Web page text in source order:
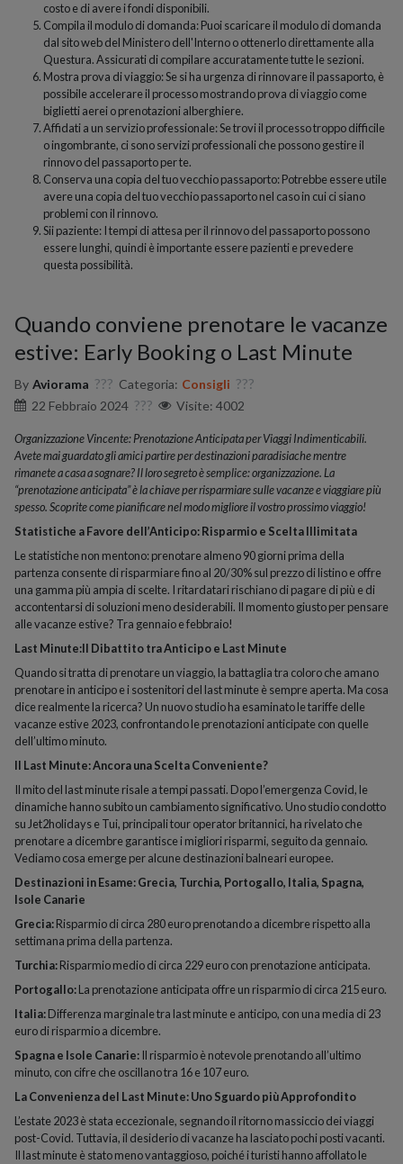
costo e di avere i fondi disponibili.
Compila il modulo di domanda: Puoi scaricare il modulo di domanda
dal sito web del Ministero dell'Interno o ottenerlo direttamente alla
Questura. Assicurati di compilare accuratamente tutte le sezioni.
Mostra prova di viaggio: Se si ha urgenza di rinnovare il passaporto, è
possibile accelerare il processo mostrando prova di viaggio come
biglietti aerei o prenotazioni alberghiere.
Affidati a un servizio professionale: Se trovi il processo troppo difficile
o ingombrante, ci sono servizi professionali che possono gestire il
rinnovo del passaporto per te.
Conserva una copia del tuo vecchio passaporto: Potrebbe essere utile
avere una copia del tuo vecchio passaporto nel caso in cui ci siano
problemi con il rinnovo.
Sii paziente: I tempi di attesa per il rinnovo del passaporto possono
essere lunghi, quindi è importante essere pazienti e prevedere
questa possibilità.
Quando conviene prenotare le vacanze
estive: Early Booking o Last Minute
By Aviorama Categoria: Consigli
22 Febbraio 2024
Visite: 4002
Organizzazione Vincente: Prenotazione Anticipata per Viaggi Indimenticabili.
Avete mai guardato gli amici partire per destinazioni paradisiache mentre
rimanete a casa a sognare? Il loro segreto è semplice: organizzazione. La
“prenotazione anticipata” è la chiave per risparmiare sulle vacanze e viaggiare più
spesso. Scoprite come pianificare nel modo migliore il vostro prossimo viaggio!
Statistiche a Favore dell’Anticipo: Risparmio e Scelta Illimitata
Le statistiche non mentono: prenotare almeno 90 giorni prima della
partenza consente di risparmiare fino al 20/30% sul prezzo di listino e offre
una gamma più ampia di scelte. I ritardatari rischiano di pagare di più e di
accontentarsi di soluzioni meno desiderabili. Il momento giusto per pensare
alle vacanze estive? Tra gennaio e febbraio!
Last Minute:Il Dibattito tra Anticipo e Last Minute
Quando si tratta di prenotare un viaggio, la battaglia tra coloro che amano
prenotare in anticipo e i sostenitori del last minute è sempre aperta. Ma cosa
dice realmente la ricerca? Un nuovo studio ha esaminato le tariffe delle
vacanze estive 2023, confrontando le prenotazioni anticipate con quelle
dell’ultimo minuto.
Il Last Minute: Ancora una Scelta Conveniente?
Il mito del last minute risale a tempi passati. Dopo l’emergenza Covid, le
dinamiche hanno subito un cambiamento significativo. Uno studio condotto
su Jet2holidays e Tui, principali tour operator britannici, ha rivelato che
prenotare a dicembre garantisce i migliori risparmi, seguito da gennaio.
Vediamo cosa emerge per alcune destinazioni balneari europee.
Destinazioni in Esame: Grecia, Turchia, Portogallo, Italia, Spagna,
Isole Canarie
Grecia:Risparmio di circa 280 euro prenotando a dicembre rispetto alla
settimana prima della partenza.
Turchia:Risparmio medio di circa 229 euro con prenotazione anticipata.
Portogallo:La prenotazione anticipata offre un risparmio di circa 215 euro.
Italia:Differenza marginale tra last minute e anticipo, con una media di 23
euro di risparmio a dicembre.
Spagna e Isole Canarie: Il risparmio è notevole prenotando all’ultimo
minuto, con cifre che oscillano tra 16 e 107 euro.
La Convenienza del Last Minute: Uno Sguardo più Approfondito
L’estate 2023 è stata eccezionale, segnando il ritorno massiccio dei viaggi
post-Covid. Tuttavia, il desiderio di vacanze ha lasciato pochi posti vacanti.
Il last minute è stato meno vantaggioso, poiché i turisti hanno affollato le